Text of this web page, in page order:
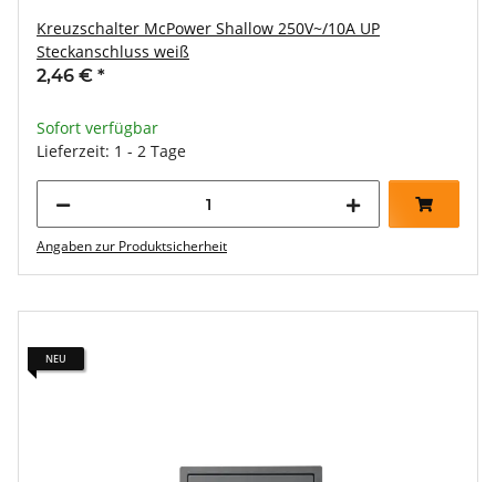
Kreuzschalter McPower Shallow 250V~/10A UP
Steckanschluss weiß
2,46 € *
Sofort verfügbar
Lieferzeit: 1 - 2 Tage
Angaben zur Produktsicherheit
NEU